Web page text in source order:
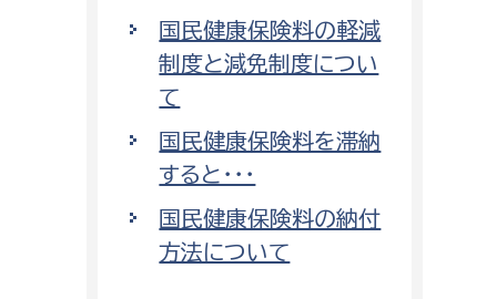
国民健康保険料の軽減
制度と減免制度につい
て
国民健康保険料を滞納
すると・・・
国民健康保険料の納付
方法について